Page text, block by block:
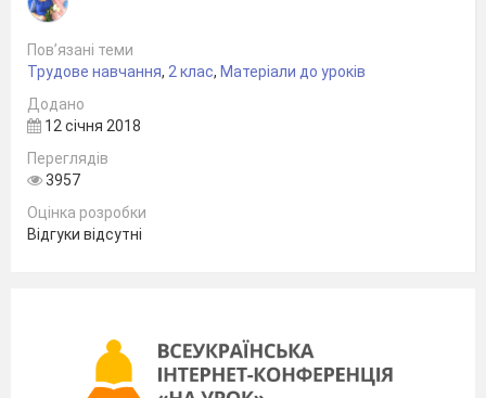
Пов’язані теми
Трудове навчання, 2 клас, Матеріали до уроків
Додано
12 січня 2018
Переглядів
3957
Оцінка розробки
Відгуки відсутні